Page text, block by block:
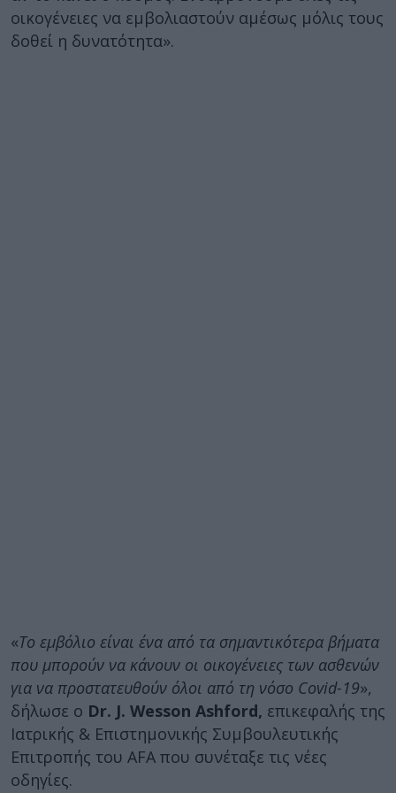
οικογένειες να εμβολιαστούν αμέσως μόλις τους
δοθεί η δυνατότητα».
«Το εμβόλιο είναι ένα από τα σημαντικότερα βήματα
που μπορούν να κάνουν οι οικογένειες των ασθενών
για να προστατευθούν όλοι από τη νόσο Covid-19»,
δήλωσε ο Dr. J. Wesson Ashford, επικεφαλής της
Ιατρικής & Επιστημονικής Συμβουλευτικής
Επιτροπής του AFA που συνέταξε τις νέες
οδηγίες.